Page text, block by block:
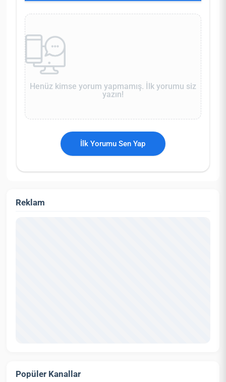
Henüz kimse yorum yapmamış. İlk yorumu siz
yazın!
İlk Yorumu Sen Yap
Reklam
Popüler Kanallar